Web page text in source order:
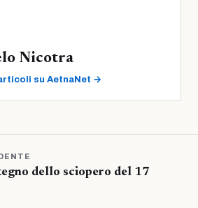
Nicotra
su AetnaNet →
dello sciopero del 17